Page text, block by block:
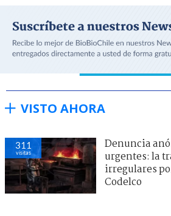
VISTO AHORA
311
visitas
Denuncia
urgentes: la
irregulares
Codelco